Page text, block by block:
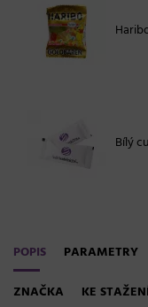
Bílý
POPIS PARAMETRY
ZNAČKA KE